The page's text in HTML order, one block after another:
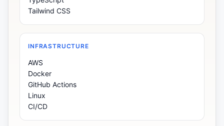
Tailwind CSS
INFRASTRUCTURE
AWS
Docker
GitHub Actions
Linux
CI/CD